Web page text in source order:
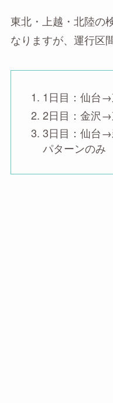
東北・上越・北陸の
なりますが、運行区
1日目：仙台
2日目：金沢
3日目：仙
パターンのみ